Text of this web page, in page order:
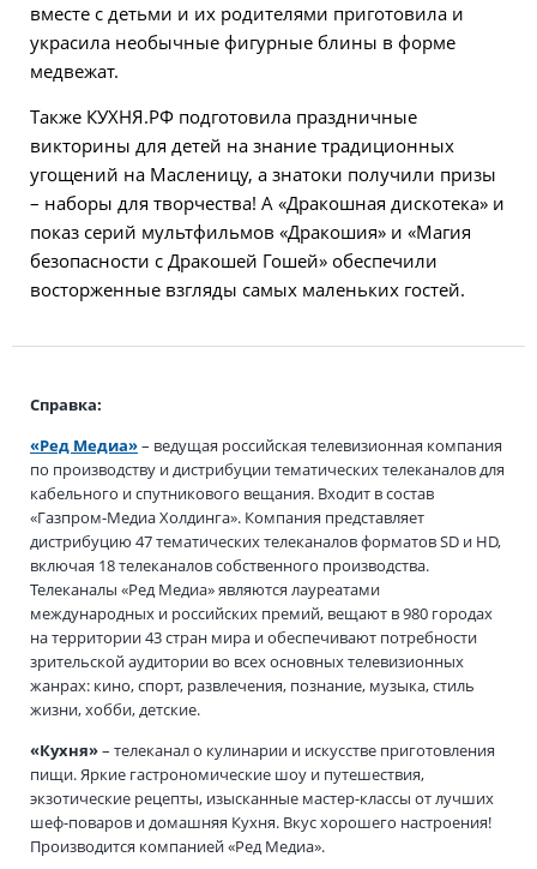
вместе с детьми и их родителями приготовила и
украсила необычные фигурные блины в форме
медвежат.
Также КУХНЯ.РФ подготовила праздничные
викторины для детей на знание традиционных
угощений на Масленицу, а знатоки получили призы
– наборы для творчества! А «Дракошная дискотека» и
показ серий мультфильмов «Дракошия» и «Магия
безопасности с Дракошей Гошей» обеспечили
восторженные взгляды самых маленьких гостей.
Справка:
«Ред Медиа»– ведущая российская телевизионная компания
по производству и дистрибуции тематических телеканалов для
кабельного и спутникового вещания. Входит в состав
«Газпром-Медиа Холдинга». Компания представляет
дистрибуцию 47 тематических телеканалов форматов SD и HD,
включая 18 телеканалов собственного производства.
Телеканалы «Ред Медиа» являются лауреатами
международных и российских премий, вещают в 980 городах
на территории 43 стран мира и обеспечивают потребности
зрительской аудитории во всех основных телевизионных
жанрах: кино, спорт, развлечения, познание, музыка, стиль
жизни, хобби, детские.
«Кухня»– телеканал о кулинарии и искусстве приготовления
пищи. Яркие гастрономические шоу и путешествия,
экзотические рецепты, изысканные мастер-классы от лучших
шеф-поваров и домашняя Кухня. Вкус хорошего настроения!
Производится компанией «Ред Медиа».